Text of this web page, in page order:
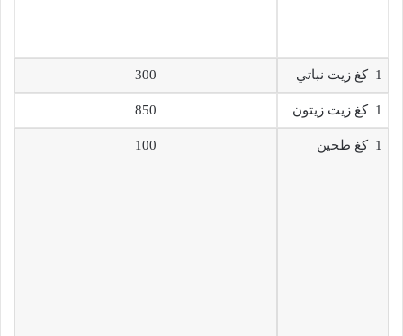
1 كغ زيت نباتي 300
1 كغ زيت زيتون 850
1 كغ طحين 100